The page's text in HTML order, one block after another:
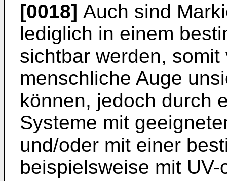
[0018] Auch sind
lediglich in einem
sichtbar werden,
menschliche Auge
können, jedoch durch
Systeme mit
und/oder mit einer
beispielsweise mit